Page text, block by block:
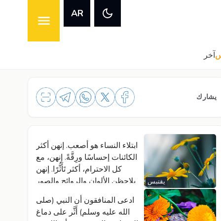
AR
آخر
يشارك
يقتبس
ابتلاء النساء هو أصعب. إنهن أكثر
الكائنات إحساسًا ورِقَّةً. إنهن، مع
كل الاحترام، أكثر تَأَثُّرًا. إنهن
يلاحظن الألوان والروائح والصور
بِكل تفاصيلها. وبما أن الأشخاص
الذين يحاولون قمعهن أكثر عددا،
فإن ابتلاءهن هو أصعب.
ادعى المنافقون أن النبي (صلى
الله عليه وسلم) أَثَّر على دماغ